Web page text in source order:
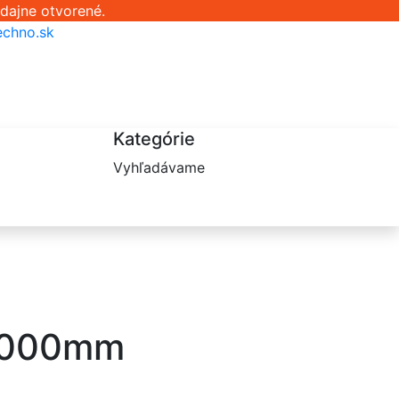
otvorené.
Kategórie
Vyhľadávame